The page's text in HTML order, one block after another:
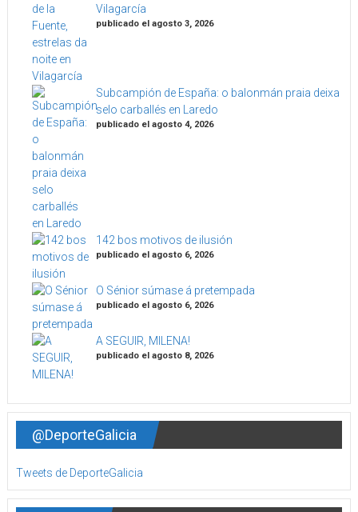
Vilagarcía
publicado el agosto 3, 2026
Subcampión de España: o balonmán praia deixa
selo carballés en Laredo
publicado el agosto 4, 2026
142 bos motivos de ilusión
publicado el agosto 6, 2026
O Sénior súmase á pretempada
publicado el agosto 6, 2026
A SEGUIR, MILENA!
publicado el agosto 8, 2026
@DeporteGalicia
Tweets de DeporteGalicia